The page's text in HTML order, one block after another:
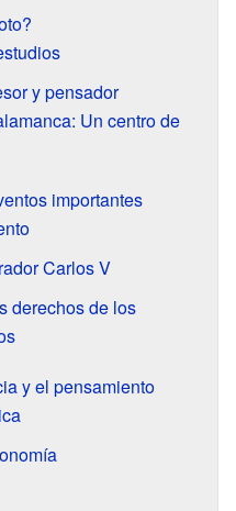
y pensador
Un centro de
importantes
Carlos V
derechos de los
y el pensamiento